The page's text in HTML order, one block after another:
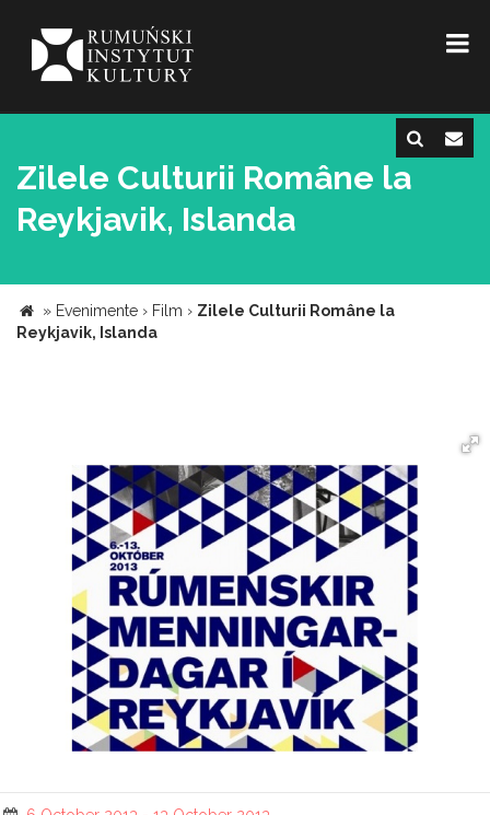
Zilele Culturii Române la
Reykjavik, Islanda
» Evenimente › Film › Zilele Culturii Române la
Reykjavik, Islanda